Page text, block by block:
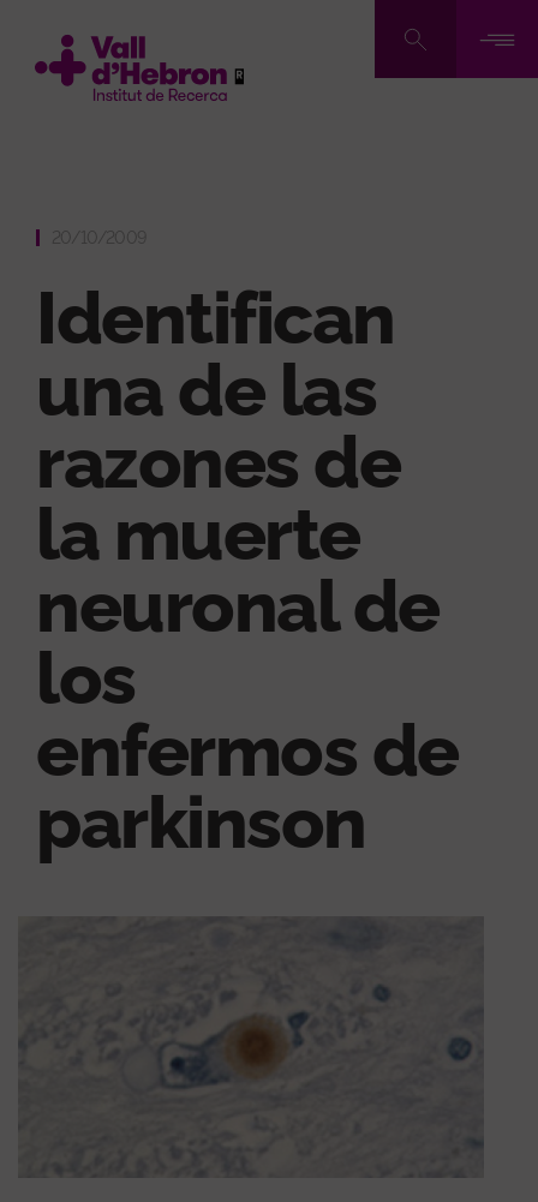
contenido
20/10/2009
Identifican
una de las
razones de
la muerte
neuronal de
los
enfermos de
parkinson